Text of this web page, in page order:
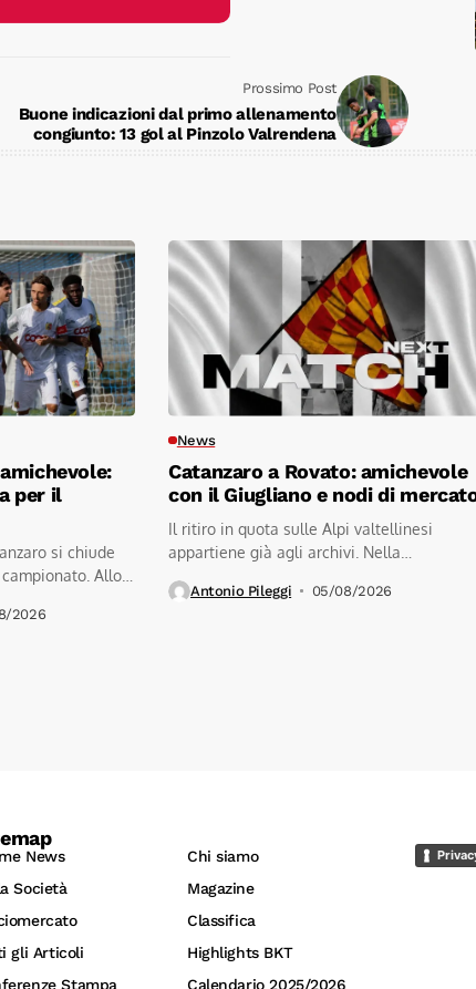
Prossimo Post
Buone indicazioni dal primo allenamento
congiunto: 13 gol al Pinzolo Valrendena
per il
si chiude
Allo
2026
News
Catanzaro a Rovato: amichevole
con il Giugliano e nodi di
Il ritiro in quota sulle Alpi valtellinesi
appartiene già agli archivi. Nella
Antonio Pileggi 05/08/2026
News
Chi siamo
Società
Magazine
Classifica
gli Articoli
Highlights BKT
Stampa
Calendario 2025/2026